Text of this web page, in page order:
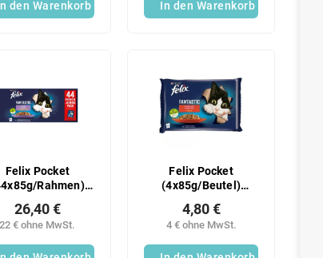
den Warenkorb In den Warenkorb
Felix Pocket
Rahmen)
22 € ohne MwSt.
26,40 €
Felix Pocket
(4x85g/Beutel)
Rindfleisch
4 € ohne MwSt.
4,80 €